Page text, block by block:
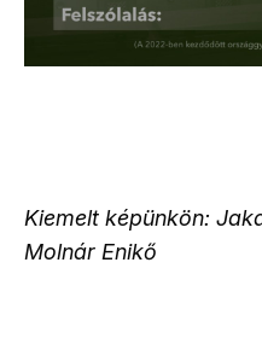
Kiemelt képünkön:
Molnár Enikő